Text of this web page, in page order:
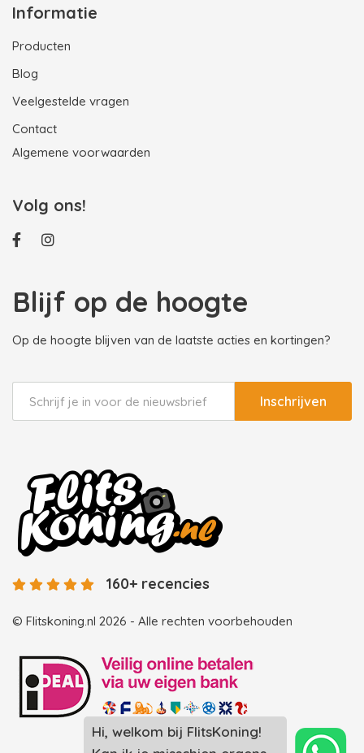
Hi, welkom bij FlitsKoning!
Informatie
Producten
Blog
Veelgestelde vragen
Contact
Algemene voorwaarden
Volg ons!
Blijf op de hoogte
Op de hoogte blijven van de laatste acties en kortingen?
Inschrijven
© Flitskoning.nl 2026 - Alle rechten voorbehouden
160+ recencies
Landingspagina overzicht photobooths